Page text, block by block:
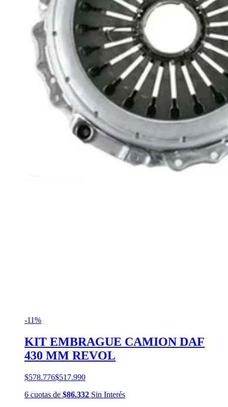
-11%
KIT EMBRAGUE CAMION DAF
430 MM REVOL
$578.776$517.990
6 cuotas de $86.332 Sin Interés